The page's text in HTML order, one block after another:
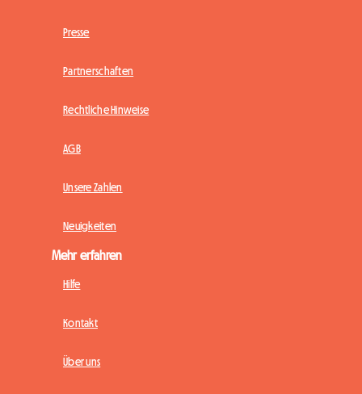
Presse
Partnerschaften
Rechtliche Hinweise
AGB
Unsere Zahlen
Neuigkeiten
Mehr erfahren
Hilfe
Kontakt
Über uns